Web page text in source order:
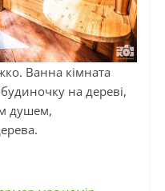
Ванна кімната
на дереві,
душем,